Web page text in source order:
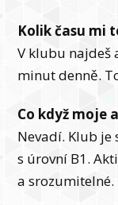
Kolik času mi
V klubu najdeš
minut denně.
Co když moje
Nevadí. Klub je
s úrovní B1.
a srozumitelné.